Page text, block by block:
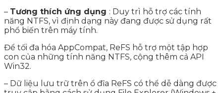
– Tương thích ứng dụng : Duy trì hỗ trợ các tính
năng NTFS, vì định dạng này đang được sử dụng rất
phổ biến trên máy tính.
Để tối đa hóa AppCompat, ReFS hỗ trợ một tập hợp
con của những tính năng NTFS, cộng thêm cả API
Win32.
– Dữ liệu lưu trữ trên ổ đĩa ReFS có thể dễ dàng được